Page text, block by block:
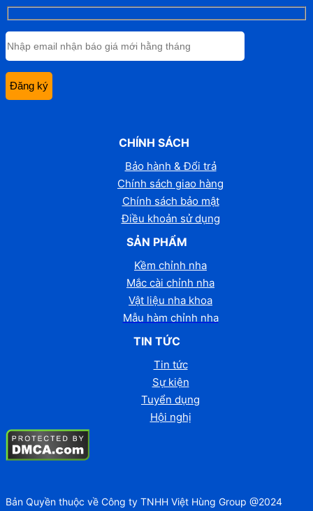
CHÍNH SÁCH
Bảo hành & Đổi trả
Chính sách giao hàng
Chính sách bảo mật
Điều khoản sử dụng
SẢN PHẨM
Kềm chỉnh nha
Mắc cài chỉnh nha
Vật liệu nha khoa
Mẫu hàm chỉnh nha
TIN TỨC
Tin tức
Sự kiện
Tuyển dụng
Hội nghị
Bản Quyền thuộc về Công ty TNHH Việt Hùng Group @2024